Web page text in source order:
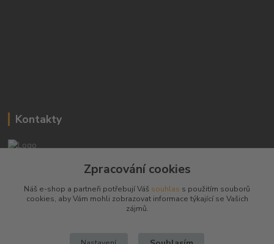
Kontakty
+420 603794370
zbranenaboje@seznam.cz
Zpracování cookies
Náš e-shop a partneři potřebují Váš souhlas s použitím souborů
cookies, aby Vám mohli zobrazovat informace týkající se Vašich
zájmů.